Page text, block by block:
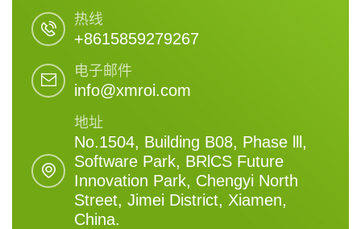
热线
+8615859279267
电子邮件
info@xmroi.com
地址
No.1504, Building B08, Phase lll,
Software Park, BRlCS Future
Innovation Park, Chengyi North
Street, Jimei District, Xiamen,
China.